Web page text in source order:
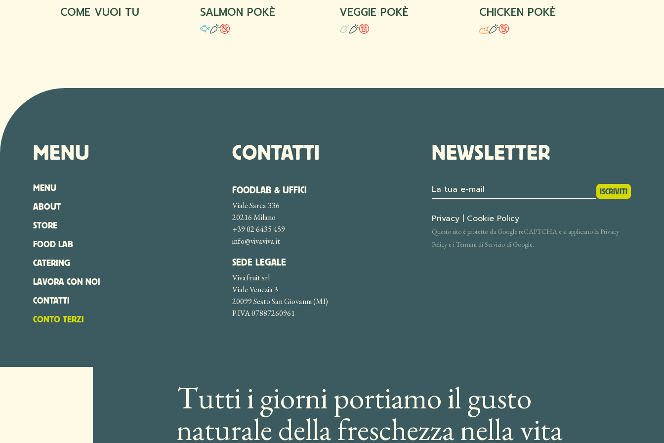
COME VUOI TU SALMON POKÈ VEGGIE POKÈ CHICKEN POKÈ
MENU
MENU
ABOUT
STORE
FOOD LAB
CATERING
LAVORA CON NOI
CONTATTI
CONTO TERZI
CONTATTI
FOODLAB & UFFICI
Viale Sarca 336
20216 Milano
+39 02 6435 459
info@vivaviva.it
SEDE LEGALE
Vivafruit srl
Viale Venezia 3
20099 Sesto San Giovanni (MI)
P.IVA 07887260961
NEWSLETTER
ISCRIVITI
ISCRIVITI
Privacy | Cookie Policy
Questo sito è protetto da Google reCAPTCHA e si applicano la Privacy
Policy e i Termini di Servizio di Google.
Tutti i giorni portiamo il gusto
naturale della freschezza nella vita